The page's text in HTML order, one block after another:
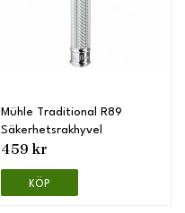
Mühle Traditional R89
Säkerhetsrakhyvel
459 kr
KÖP